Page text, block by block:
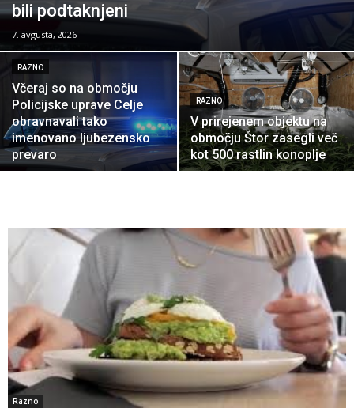
bili podtaknjeni
7. avgusta, 2026
RAZNO
Včeraj so na območju
Policijske uprave Celje
obravnavali tako
imenovano ljubezensko
prevaro
RAZNO
V prirejenem objektu na
območju Štor zasegli več
kot 500 rastlin konoplje
Razno